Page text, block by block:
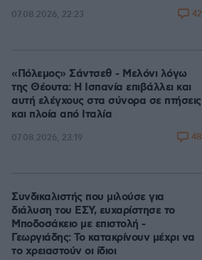
07.08.2026, 22:23 42
«Πόλεμος» Σάντσεθ - Μελόνι λόγω
της Θέουτα: Η Ισπανία επιβάλλει και
αυτή ελέγχους στα σύνορα σε πτήσεις
και πλοία από Ιταλία
07.08.2026, 23:19 48
Συνδικαλιστής που μιλούσε για
διάλυση του ΕΣΥ, ευχαρίστησε το
Μποδοσάκειο με επιστολή -
Γεωργιάδης: Το κατακρίνουν μέχρι να
το χρειαστούν οι ίδιοι